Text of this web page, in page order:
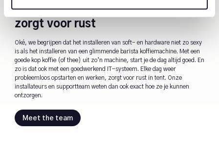
Een goed werkend IT-systeem
zorgt voor rust
Oké, we begrijpen dat het installeren van soft- en hardware niet zo sexy
is als het installeren van een glimmende barista koffiemachine. Met een
goede kop koffie (of thee) uit zo’n machine, start je de dag altijd goed. En
zo is dat ook met een goedwerkend IT-systeem. Elke dag weer
probleemloos opstarten en werken, zorgt voor rust in tent. Onze
installateurs en supportteam weten dan ook exact hoe ze je kunnen
ontzorgen.
Meet the team